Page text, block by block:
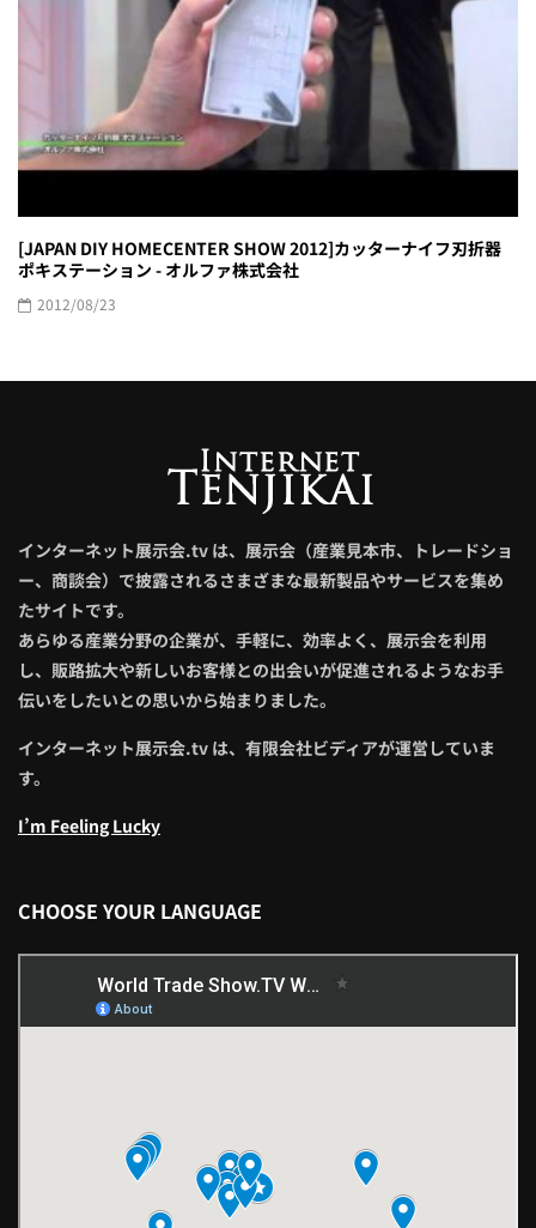
[JAPAN DIY HOMECENTER SHOW 2012]カッターナイフ刃折器
ポキステーション - オルファ株式会社
2012/08/23
インターネット展示会.tv は、展示会（産業見本市、トレードショ
ー、商談会）で披露されるさまざまな最新製品やサービスを集め
たサイトです。
あらゆる産業分野の企業が、手軽に、効率よく、展示会を利用
し、販路拡大や新しいお客様との出会いが促進されるようなお手
伝いをしたいとの思いから始まりました。
インターネット展示会.tv は、有限会社ビディアが運営していま
す。
I’m Feeling Lucky
CHOOSE YOUR LANGUAGE